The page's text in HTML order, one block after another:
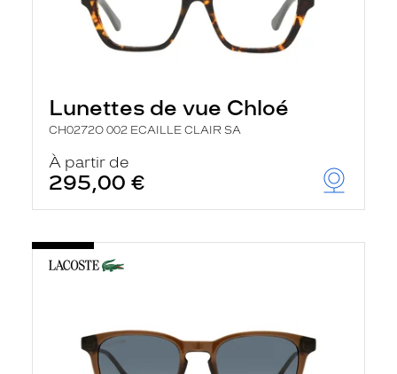
Lunettes de vue Chloé
CH0272O 002 ECAILLE CLAIR SA
À partir de
295,00 €